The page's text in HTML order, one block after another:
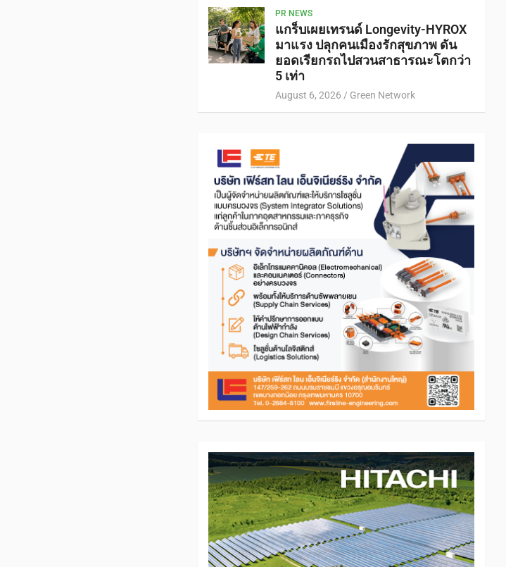
PR NEWS
แกร็บเผยเทรนด์ Longevity-HYROX
มาแรง ปลุกคนเมืองรักสุขภาพ ดัน
ยอดเรียกรถไปสวนสาธารณะโตกว่า
5 เท่า
August 6, 2026 Green Network